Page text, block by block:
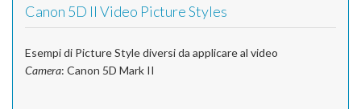
Canon 5D II Video Picture Styles
Esempi di Picture Style diversi da applicare al video
Camera: Canon 5D Mark II